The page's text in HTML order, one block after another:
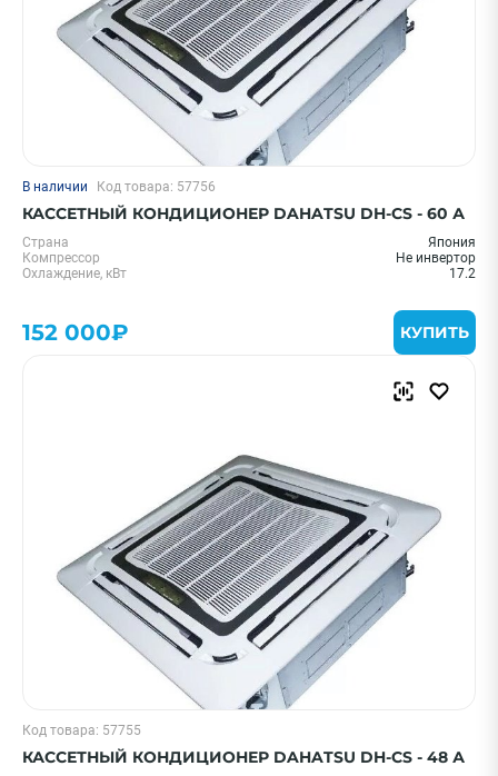
В наличии Код товара: 57756
КАССЕТНЫЙ КОНДИЦИОНЕР DAHATSU DH-CS - 60 А
Страна
Япония
Компрессор
Не инвертор
Охлаждение, кВт
17.2
152 000₽ КУПИТЬ
Код товара: 57755
КАССЕТНЫЙ КОНДИЦИОНЕР DAHATSU DH-CS - 48 А